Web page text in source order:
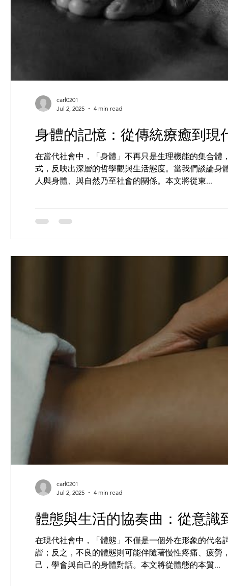
身體的記憶：從傳統療癒到現
在當代社會中，「身體」不再只是生理機能的集合
式，反映出深層的哲學觀與生活態度。當我們談論
人與身體、與自然乃至社會的關係。本文將從東...
carl0201
Jul 2, 2025
4 min read
體態與生活的協奏曲：從意識
在現代社會中，「體態」不僅是一個外在形象的代
諧；反之，不良的體態則可能伴隨著慢性疼痛、疲
己，學會與自己的身體對話。本文將從體態的本質...
carl0201
Jul 2, 2025
4 min read